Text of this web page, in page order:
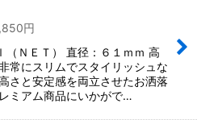
円
（ＮＥＴ） 直径：６１ｍｍ 高
常にスリムでスタイリッシュな
さと安定感を両立させたお洒落
ミアム商品にいかがで…